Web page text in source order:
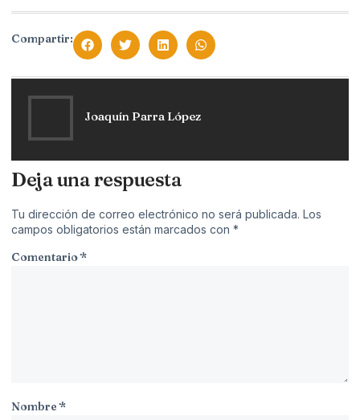
Compartir:
Joaquín Parra López
Deja una respuesta
Tu dirección de correo electrónico no será publicada. Los
campos obligatorios están marcados con *
Comentario*
Nombre*